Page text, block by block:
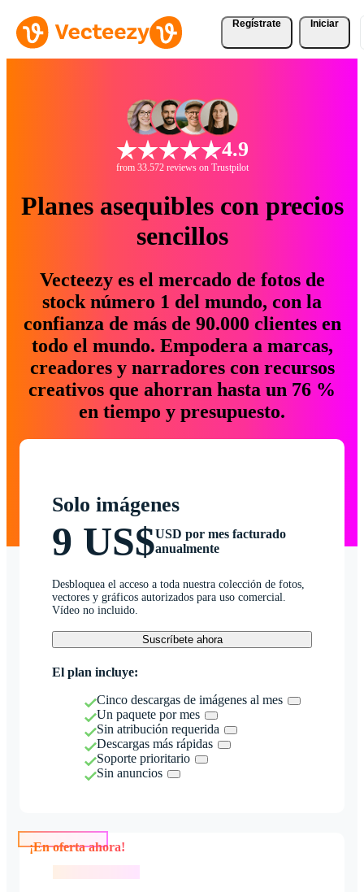
Regístrate Iniciar
4.9
from 33.572 reviews on Trustpilot
Planes asequibles con precios
sencillos
Vecteezy es el mercado de fotos de
stock número 1 del mundo, con la
confianza de más de 90.000 clientes en
todo el mundo. Empodera a marcas,
creadores y narradores con recursos
creativos que ahorran hasta un 76 %
en tiempo y presupuesto.
Solo imágenes
9 US$USD por mes facturado
anualmente
Desbloquea el acceso a toda nuestra colección de fotos,
vectores y gráficos autorizados para uso comercial.
Vídeo no incluido.
Suscríbete ahora
El plan incluye:
Cinco descargas de imágenes al mes
Un paquete por mes
Sin atribución requerida
Descargas más rápidas
Soporte prioritario
Sin anuncios